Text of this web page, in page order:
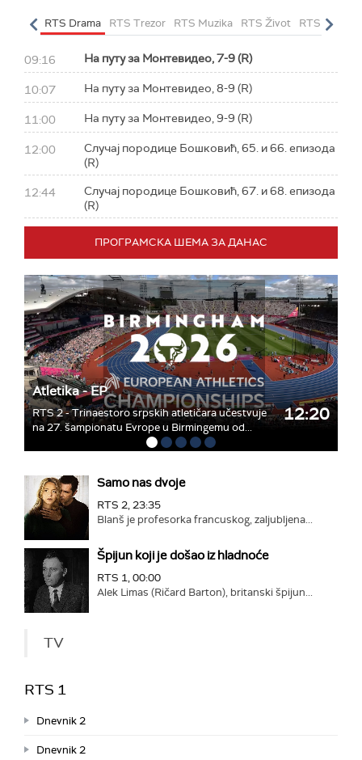
RTS Drama RTS Trezor RTS Muzika RTS Život RTS Klasika
09:16 На путу за Монтевидео, 7-9 (R)
10:07 На путу за Монтевидео, 8-9 (R)
11:00 На путу за Монтевидео, 9-9 (R)
12:00
Случај породице Бошковић, 65. и 66. епизода
(R)
12:44
Случај породице Бошковић, 67. и 68. епизода
(R)
ПРОГРАМСКА ШЕМА ЗА ДАНАС
Atletika - EP
RTS 2 - Trinaestoro srpskih atletičara učestvuje
na 27. šampionatu Evrope u Birmingemu od...
12:20
Samo nas dvoje
RTS 2, 23:35
Blanš je profesorka francuskog, zaljubljena...
Špijun koji je došao iz hladnoće
RTS 1, 00:00
Alek Limas (Ričard Barton), britanski špijun...
TV
RTS 1
Dnevnik 2
Dnevnik 2